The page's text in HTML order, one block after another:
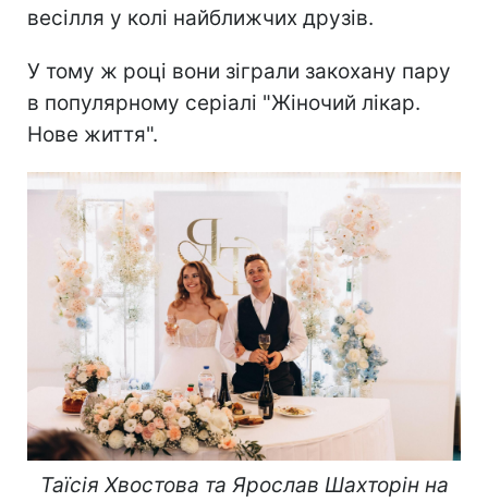
весілля у колі найближчих друзів.
У тому ж році вони зіграли закохану пару
в популярному серіалі "Жіночий лікар.
Нове життя".
Таїсія Хвостова та Ярослав Шахторін на